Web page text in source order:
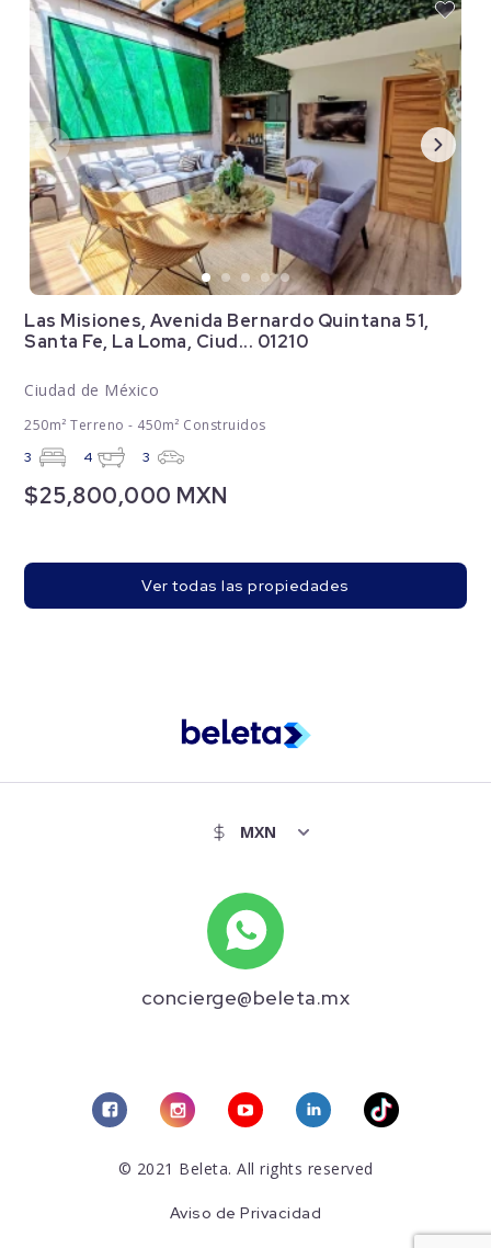
Las Misiones, Avenida Bernardo Quintana 51,
Santa Fe, La Loma, Ciud... 01210
Ciudad de México
250m² Terreno - 450m² Construidos
3 4 3
$25,800,000 MXN
Ver todas las propiedades
concierge@beleta.mx
© 2021 Beleta. All rights reserved
Aviso de Privacidad